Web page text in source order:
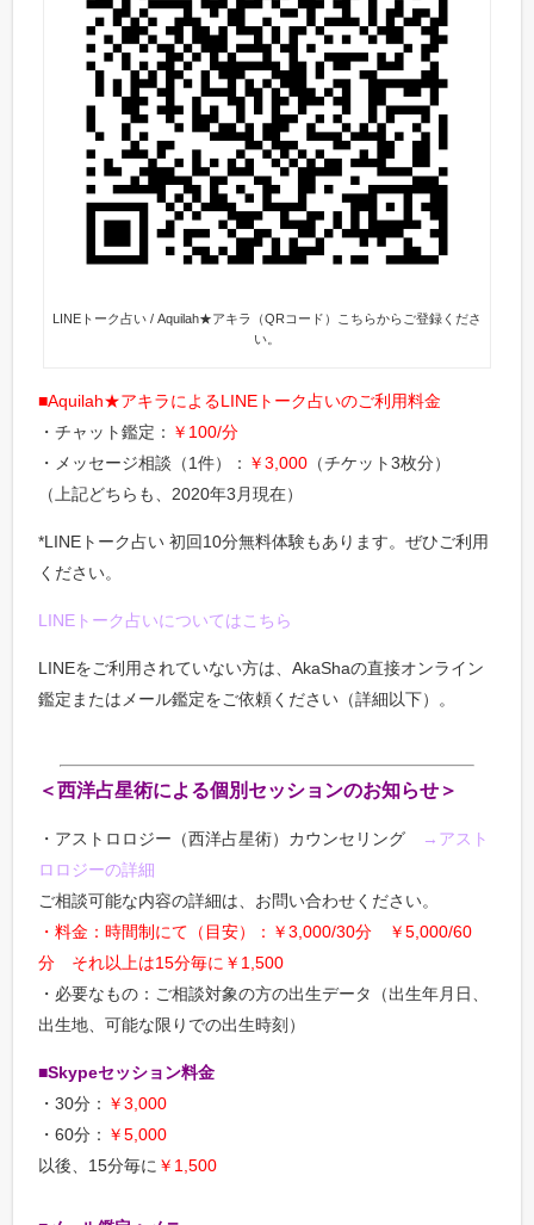
LINEトーク占い / Aquilah★アキラ（QRコード）こちらからご登録くださ
い。
■Aquilah★アキラによるLINEトーク占いのご利用料金
・チャット鑑定： ￥100/分
・メッセージ相談（1件）： ￥3,000（チケット3枚分）
（上記どちらも、2020年3月現在）
*LINEトーク占い 初回10分無料体験もあります。ぜひご利用
ください。
LINEトーク占いについてはこちら
LINEをご利用されていない方は、AkaShaの直接オンライン
鑑定またはメール鑑定をご依頼ください（詳細以下）。
＜西洋占星術による個別セッションのお知らせ＞
・アストロロジー（西洋占星術）カウンセリング
→アスト
ロロジーの詳細
ご相談可能な内容の詳細は、お問い合わせください。
・料金：時間制にて（目安）：￥3,000/30分 ￥5,000/60
分 それ以上は15分毎に￥1,500
・必要なもの：ご相談対象の方の出生データ（出生年月日、
出生地、可能な限りでの出生時刻）
■Skypeセッション料金
・30分： ￥3,000
・60分： ￥5,000
以後、15分毎に ￥1,500